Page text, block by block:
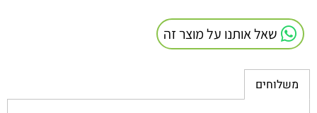
שאל אותנו על מוצר זה
משלוחים